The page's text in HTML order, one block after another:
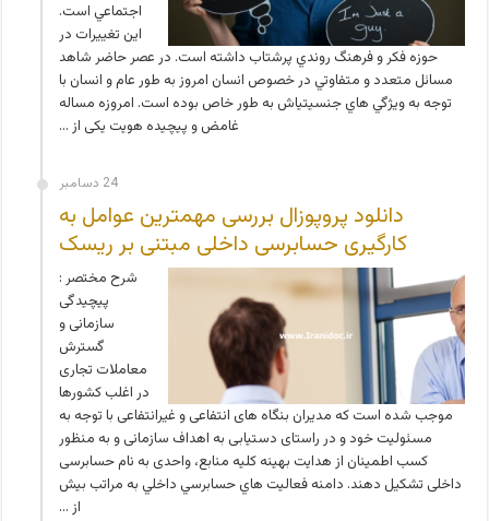
اجتماعي است.
اين تغييرات در
حوزه فكر و فرهنگ روندي پرشتاب داشته است. در عصر حاضر شاهد
مسائل متعدد و متفاوتي در خصوص انسان امروز به طور عام و انسان با
توجه به ويژگي هاي جنسيتي­اش به طور خاص بوده است. امروزه مساله
غامض و پیچیده هویت یکی از …
24 دسامبر
دانلود پروپوزال بررسی مهمترین عوامل به
کارگیری حسابرسی داخلی مبتنی بر ریسک
شرح مختصر :
پیچیدگی
سازمانی و
گسترش
معاملات تجاری
در اغلب کشورها
موجب شده است که مدیران بنگاه های انتفاعی و غیرانتفاعی با توجه به
مسئولیت خود و در راستای دستیابی به اهداف سازمانی و به منظور
کسب اطمینان از هدایت بهینه کلیه منابع، واحدی به نام حسابرسی
داخلی تشکیل دهند. دامنه فعاليت هاي حسابرسي داخلي به مراتب بيش
از …